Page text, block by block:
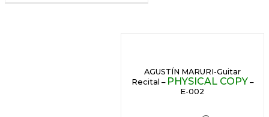
AGUSTÍN MARURI-Guitar
Recital – PHYSICAL COPY –
E-002